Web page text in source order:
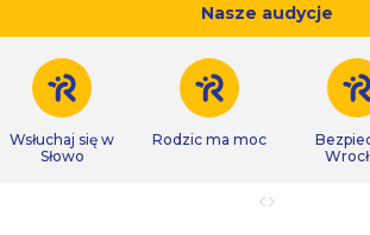
Nasze audycje
Wsłuchaj się w
Słowo
Rodzic ma moc